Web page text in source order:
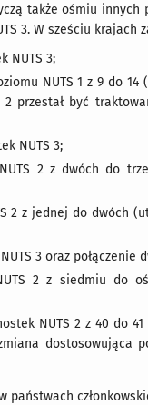
także ośmiu
3. W sześciu
NUTS 3;
NUTS 1 z 9 do
przestał być
NUTS 3;
2 z dwóch do
2 z jednej do dwóch
3 oraz połączenie
2 z siedmiu do
NUTS 2 z 40 do
dostosowująca
państwach